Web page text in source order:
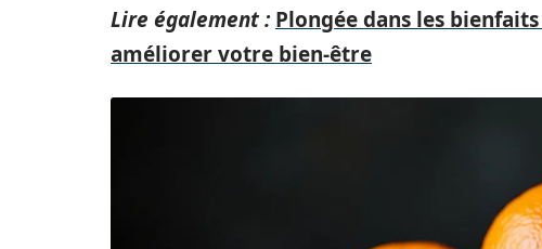
Lire également : Plongée dans les
améliorer votre bien-être